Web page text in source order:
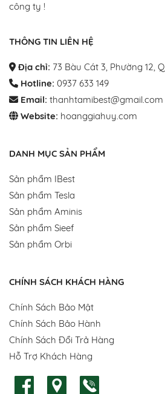
công ty !
THÔNG TIN LIÊN HỆ
Địa chỉ: 73 Bàu Cát 3, Phường 12,
Hotline: 0937 633 149
Email: thanhtamibest@gmail.com
Website: hoanggiahuy.com
DANH MỤC SẢN PHẨM
Sản phẩm IBest
Sản phẩm Tesla
Sản phẩm Aminis
Sản phẩm Sieef
Sản phẩm Orbi
CHÍNH SÁCH KHÁCH HÀNG
Chính Sách Bảo Mật
Chính Sách Bảo Hành
Chính Sách Đổi Trả Hàng
Hỗ Trợ Khách Hàng